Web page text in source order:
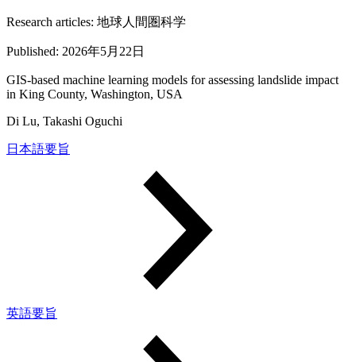
Research articles: 地球人間圏科学
Published: 2026年5月22日
GIS-based machine learning models for assessing landslide impact
in King County, Washington, USA
Di Lu, Takashi Oguchi
日本語要旨
英語要旨